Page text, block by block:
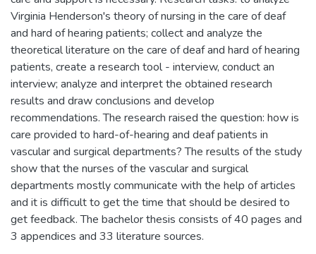
Virginia Henderson's theory of nursing in the care of deaf
and hard of hearing patients; collect and analyze the
theoretical literature on the care of deaf and hard of hearing
patients, create a research tool - interview, conduct an
interview; analyze and interpret the obtained research
results and draw conclusions and develop
recommendations. The research raised the question: how is
care provided to hard-of-hearing and deaf patients in
vascular and surgical departments? The results of the study
show that the nurses of the vascular and surgical
departments mostly communicate with the help of articles
and it is difficult to get the time that should be desired to
get feedback. The bachelor thesis consists of 40 pages and
3 appendices and 33 literature sources.